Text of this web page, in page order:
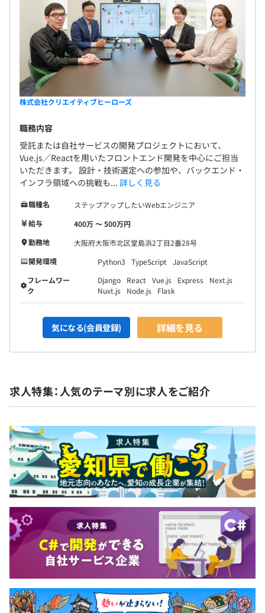
- 四半期ごとにOKR（目標と成果の指標）を設定し、取り
- 「100点を目指す」のではなく、「70点程度の挑戦」を
推奨し、チャレンジを後押し
- スキルシートで技術習熟度を段階的に可視化し、「次に
伸ばす力」が明確にわかる
- 成果だけでなく、課題への向き合い方や改善姿勢も評価
対象
- 評価は「自分を知り、前進するための道しるべ」として
「評価が怖い」ではなく、「成長のヒントをもらえる機
会」として前向きに向き合える設計です。
社長含め、社員5名全員がエンジニアです。
◆技術責任者兼マネージャー、33歳、男性
卒業後、IT機器総合商社に入社し、SEとしてCRM・SFAの
企画、設計、開発、保守運用まで全工程を担当。後半は営
業企画部門に異動し、SFA・CRMを活用した営業活動の推
進やワークスタイル変革のプロジェクトにも従事した。
CRM開発の経験を活かし、BtoB領域での自社サービス開
発に挑戦すべく、デジタルマーケティング会社に転職。新
規事業として立ち上がったオープンDMPの設計・開発を
コアメンバーとして担当し、8,000以上のサイトに導入さ
れる国内最大級のサービスへと成長させる過程に携わっ
た。
株式会社クリエイティブヒーローズ
職務内容
受託または自社サービスの開発プロジェクトにおいて、
Vue.js／Reactを用いたフロントエンド開発を中心にご担当
いただきます。 設計・技術選定への参加や、バックエンド・
インフラ領域への挑戦も... 詳しく見る
職種名
ステップアップしたいWebエンジニア
給与
400万 〜 500万円
勤務地
大阪府大阪市北区堂島浜2丁目2番28号
開発環境
Python3 TypeScript
JavaScript
フレームワー
ク
Django React Vue.js Express
Next.js
Nuxt.js
Node.js Flask
気になる(会員登録) 詳細を見る
求人特集：人気のテーマ別に求人をご紹介